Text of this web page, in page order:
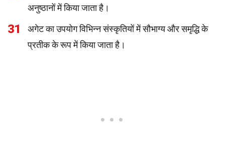
अनुष्ठानों में किया जाता है।
31
अगेट का उपयोग विभिन्न संस्कृतियों में सौभाग्य और समृद्धि के
प्रतीक के रूप में किया जाता है।